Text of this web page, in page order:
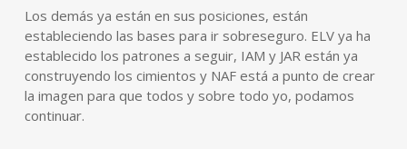
Los demás ya están en sus posiciones, están
estableciendo las bases para ir sobreseguro. ELV ya ha
establecido los patrones a seguir, IAM y JAR están ya
construyendo los cimientos y NAF está a punto de crear
la imagen para que todos y sobre todo yo, podamos
continuar.